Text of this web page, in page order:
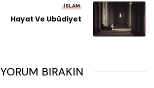
İSLAM
Hayat Ve Ubûdiyet
YORUM BIRAKIN